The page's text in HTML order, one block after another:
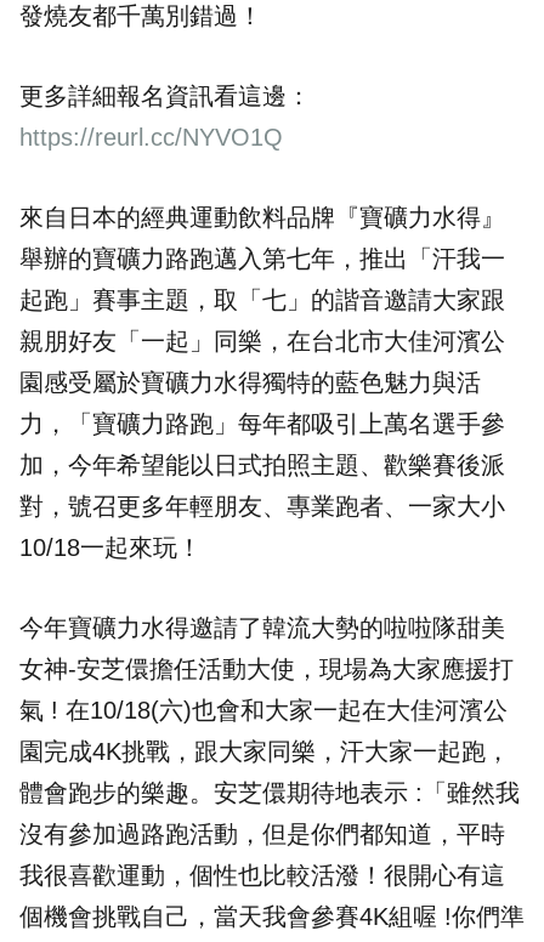
發燒友都千萬別錯過！
更多詳細報名資訊看這邊：
https://reurl.cc/NYVO1Q
來自日本的經典運動飲料品牌『寶礦力水得』
舉辦的寶礦力路跑邁入第七年，推出「汗我一
起跑」賽事主題，取「七」的諧音邀請大家跟
親朋好友「一起」同樂，在台北市大佳河濱公
園感受屬於寶礦力水得獨特的藍色魅力與活
力，「寶礦力路跑」每年都吸引上萬名選手參
加，今年希望能以日式拍照主題、歡樂賽後派
對，號召更多年輕朋友、專業跑者、一家大小
10/18一起來玩！
今年寶礦力水得邀請了韓流大勢的啦啦隊甜美
女神-安芝儇擔任活動大使，現場為大家應援打
氣 ! 在10/18(六)也會和大家一起在大佳河濱公
園完成4K挑戰，跟大家同樂，汗大家一起跑，
體會跑步的樂趣。安芝儇期待地表示 :「雖然我
沒有參加過路跑活動，但是你們都知道，平時
我很喜歡運動，個性也比較活潑！很開心有這
個機會挑戰自己，當天我會參賽4K組喔 !你們準